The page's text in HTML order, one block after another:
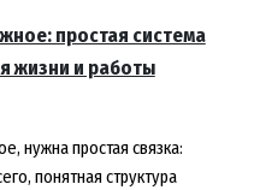
простая система
жизни и работы
нужна простая связка:
понятная структура